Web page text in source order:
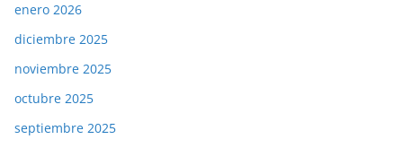
enero 2026
diciembre 2025
noviembre 2025
octubre 2025
septiembre 2025